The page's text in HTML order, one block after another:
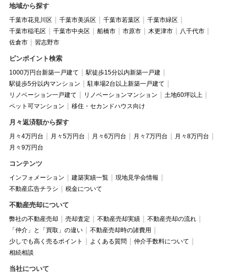
地域から探す
千葉市花見川区 千葉市美浜区 千葉市若葉区
千葉市緑区
千葉市稲毛区
千葉市中央区 船橋市 市原市 木更津市
八千代市
佐倉市
習志野市
ピンポイント検索
1000万円台新築一戸建て
駅徒歩15分以内新築一戸建
駅徒歩5分以内マンション
駐車場2台以上新築一戸建て
リノベーション一戸建て
リノベーションマンション
土地60坪以上
ペット可マンション
移住・セカンドハウス向け
月々返済額から探す
月々4万円台 月々5万円台 月々6万円台 月々7万円台
月々8万円台
月々9万円台
コンテンツ
インフォメーション 建築実績一覧
現地見学会情報
不動産広告チラシ
税金について
不動産売却について
弊社の不動産売却 売却査定 不動産売却実績
不動産売却の流れ
「仲介」と「買取」の違い
不動産売却時の諸費用
少しでも高く売るポイント
よくある質問
仲介手数料について
相続相談
当社について